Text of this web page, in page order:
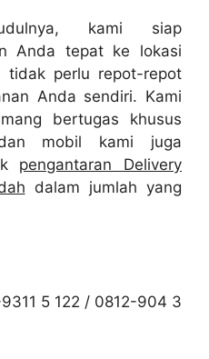
kami siap
Anda tepat ke lokasi
tidak perlu repot-repot
Anda sendiri. Kami
bertugas khusus
mobil kami juga
pengantaran Delivery
dalam jumlah yang
5 122 / 0812-904 3